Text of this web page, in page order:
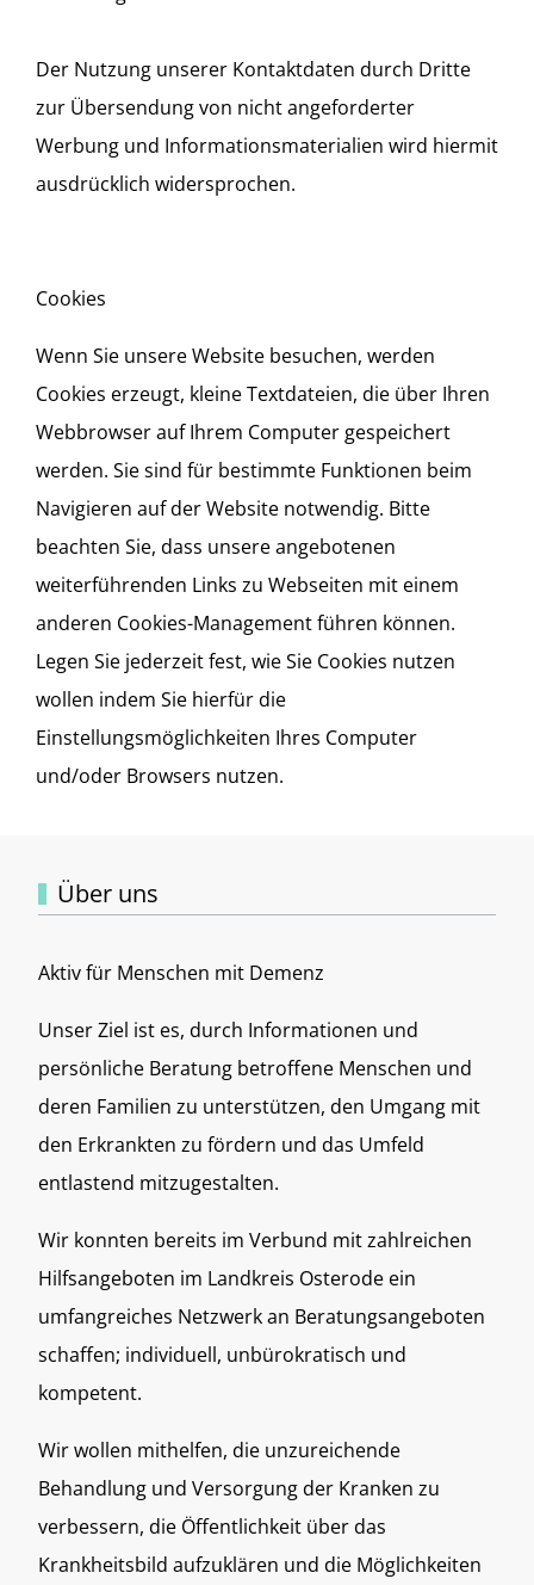
Der Nutzung unserer Kontaktdaten durch Dritte
zur Übersendung von nicht angeforderter
Werbung und Informationsmaterialien wird hiermit
ausdrücklich widersprochen.
Cookies
Wenn Sie unsere Website besuchen, werden
Cookies erzeugt, kleine Textdateien, die über Ihren
Webbrowser auf Ihrem Computer gespeichert
werden. Sie sind für bestimmte Funktionen beim
Navigieren auf der Website notwendig. Bitte
beachten Sie, dass unsere angebotenen
weiterführenden Links zu Webseiten mit einem
anderen Cookies-Management führen können.
Legen Sie jederzeit fest, wie Sie Cookies nutzen
wollen indem Sie hierfür die
Einstellungsmöglichkeiten Ihres Computer
und/oder Browsers nutzen.
Über uns
Aktiv für Menschen mit Demenz
Unser Ziel ist es, durch Informationen und
persönliche Beratung betroffene Menschen und
deren Familien zu unterstützen, den Umgang mit
den Erkrankten zu fördern und das Umfeld
entlastend mitzugestalten.
Wir konnten bereits im Verbund mit zahlreichen
Hilfsangeboten im Landkreis Osterode ein
umfangreiches Netzwerk an Beratungsangeboten
schaffen; individuell, unbürokratisch und
kompetent.
Wir wollen mithelfen, die unzureichende
Behandlung und Versorgung der Kranken zu
verbessern, die Öffentlichkeit über das
Krankheitsbild aufzuklären und die Möglichkeiten